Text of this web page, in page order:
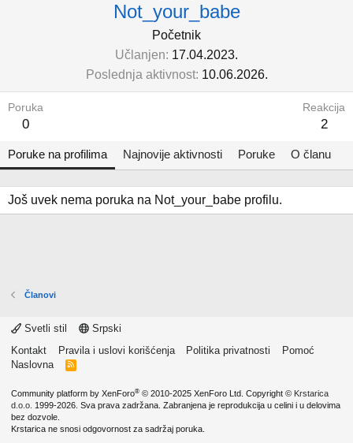
Not_your_babe
Početnik
Učlanjen 17.04.2023.
Poslednja aktivnost 10.06.2026.
Poruka
0
Reakcija
2
Poruke na profilima Najnovije aktivnosti Poruke O članu
Još uvek nema poruka na Not_your_babe profilu.
Članovi
Svetli stil
Srpski
Kontakt
Pravila i uslovi korišćenja Politika privatnosti
Pomoć
Naslovna
R
Community platform by XenForo® © 2010-2025 XenForo Ltd. Copyright © Krstarica
d.o.o. 1999-2026. Sva prava zadržana. Zabranjena je reprodukcija u celini i u delovima
bez dozvole.
Krstarica ne snosi odgovornost za sadržaj poruka.